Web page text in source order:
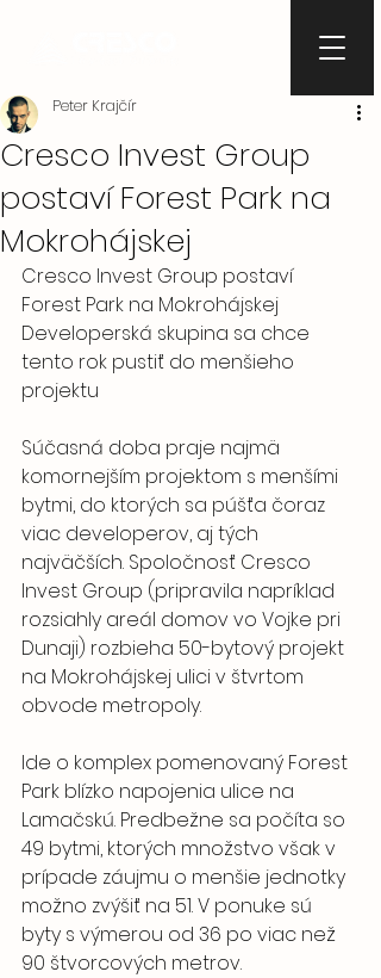
Cresco Invest Group
postaví Forest Park na
Mokrohájskej
Peter Krajčír
Cresco Invest Group postaví
Forest Park na Mokrohájskej
Developerská skupina sa chce
tento rok pustiť do menšieho
projektu
Súčasná doba praje najmä
komornejším projektom s menšími
bytmi, do ktorých sa púšťa čoraz
viac developerov, aj tých
najväčších. Spoločnosť Cresco
Invest Group (pripravila napríklad
rozsiahly areál domov vo Vojke pri
Dunaji) rozbieha 50-bytový projekt
na Mokrohájskej ulici v štvrtom
obvode metropoly.
Ide o komplex pomenovaný Forest
Park blízko napojenia ulice na
Lamačskú. Predbežne sa počíta so
49 bytmi, ktorých množstvo však v
prípade záujmu o menšie jednotky
možno zvýšiť na 51. V ponuke sú
byty s výmerou od 36 po viac než
90 štvorcových metrov.